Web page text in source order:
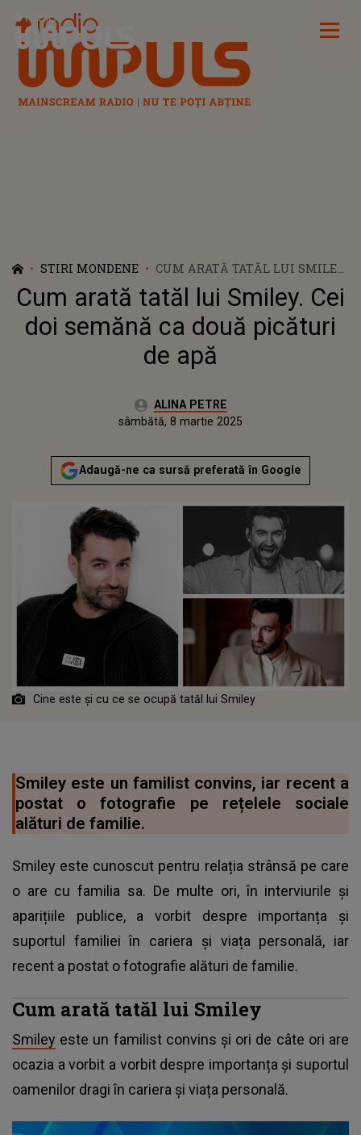
Radio Impuls
STIRI MONDENE
CUM ARATĂ TATĂL LUI SMILEY.
CEI DOI SEMĂNĂ CA DOUĂ
PICĂTURI DE APĂ
Cum arată tatăl lui Smiley. Cei
doi semănă ca două picături
de apă
Autor:ALINA PETRE
Actualizat:
sâmbătă, 8 martie 2025
Adaugă-ne ca sursă preferată în Google
Cine este și cu ce se ocupă tatăl lui Smiley
Smiley este un familist convins, iar recent a
postat o fotografie pe rețelele sociale
alături de familie.
Smiley este cunoscut pentru relația strânsă pe care
o are cu familia sa. De multe ori, în interviurile și
aparițiile publice, a vorbit despre importanța și
suportul familiei în cariera și viața personală, iar
recent a postat o fotografie alături de familie.
Cum arată tatăl lui Smiley
Smiley este un familist convins și ori de câte ori are
ocazia a vorbit a vorbit despre importanța și suportul
oamenilor dragi în cariera și viața personală.